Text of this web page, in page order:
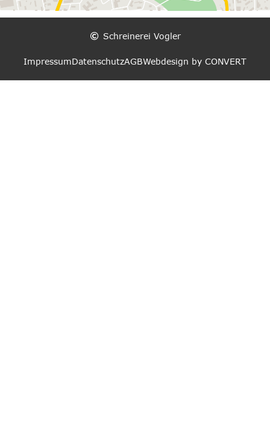
Schreinerei Vogler
ImpressumDatenschutzAGBWebdesign by CONVERT